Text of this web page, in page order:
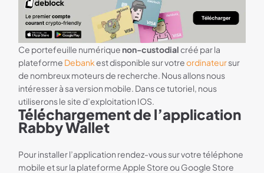
Deblock bandeau
Ce portefeuille numérique non-custodialcréé par la
plateforme Debankest disponible sur votreordinateursur
de nombreux moteurs de recherche. Nous allons nous
intéresser à sa version mobile. Dans ce tutoriel, nous
utiliserons le site d’exploitation IOS.
Téléchargement de l’application
Rabby Wallet
Pour installer l’application rendez-vous sur votre téléphone
mobile et sur la plateforme Apple Store ou Google Store